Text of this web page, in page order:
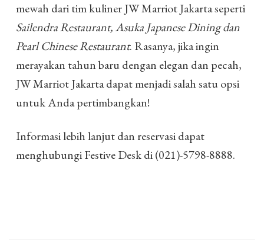
mewah dari tim kuliner JW Marriot Jakarta seperti
Sailendra Restaurant, Asuka Japanese Dining dan
Pearl Chinese Restaurant. Rasanya, jika ingin
merayakan tahun baru dengan elegan dan pecah,
JW Marriot Jakarta dapat menjadi salah satu opsi
untuk Anda pertimbangkan!
Informasi lebih lanjut dan reservasi dapat
menghubungi Festive Desk di (021)-5798-8888.